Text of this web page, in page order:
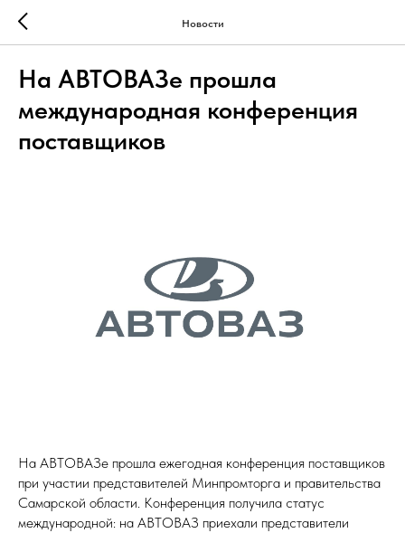
Новости
На АВТОВАЗе прошла
международная конференция
поставщиков
На АВТОВАЗе прошла ежегодная конференция поставщиков
при участии представителей Минпромторга и правительства
Самарской области. Конференция получила статус
международной: на АВТОВАЗ приехали представители